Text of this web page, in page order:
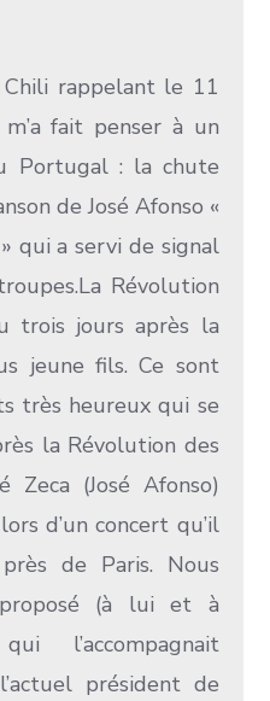
rappelant le 11
fait penser à un
Portugal : la chute
de José Afonso «
qui a servi de signal
Révolution
trois jours après la
jeune fils. Ce sont
très heureux qui se
la Révolution des
Zeca (José Afonso)
d’un concert qu’il
de Paris. Nous
(à lui et à
l’accompagnait
président de